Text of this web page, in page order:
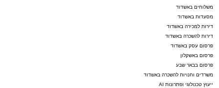
משלוחים באשדוד
מסעדות באשדוד
דירות למכירה באשדוד
דירות להשכרה באשדוד
פרסום עסק באשדוד
פרסום באשקלון
פרסום בבאר שבע
משרדים וחנויות להשכרה באשדוד
ייעוץ טכנולוגי ופתרונות AI